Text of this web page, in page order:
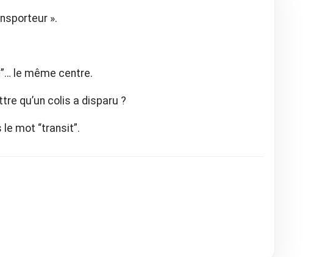
».
le même centre.
qu’un colis a disparu ?
le mot “transit”.